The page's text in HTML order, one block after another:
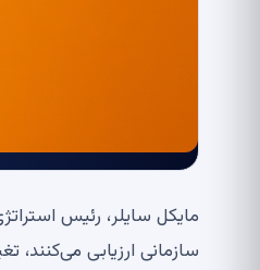
مایکل سایلر، رئیس
سازمانی ارزیابی